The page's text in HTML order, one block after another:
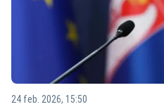
24 feb. 2026, 15:50